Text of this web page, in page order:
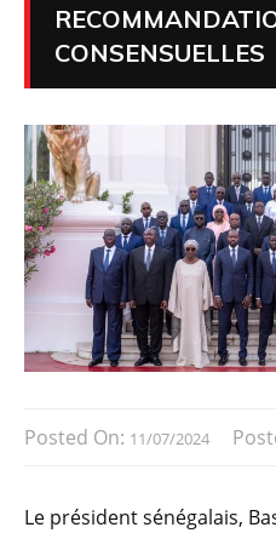
CONSENSUELLES
Posted On: 11/07/2024
Le président sénégalais,